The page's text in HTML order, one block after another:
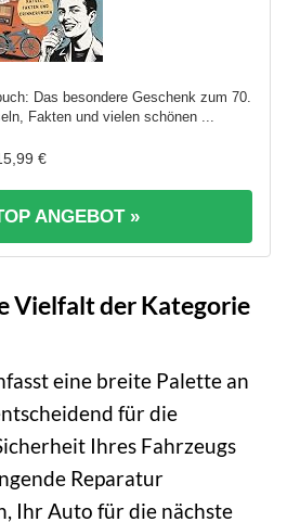
Das besondere Geschenk zum 70.
Fakten und vielen schönen ...
€
ANGEBOT »
Vielfalt der Kategorie
eine breite Palette an
für die
Ihres Fahrzeugs
Reparatur
Ihr Auto für die nächste